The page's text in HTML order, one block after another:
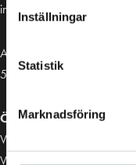
Inställningar
Statistik
Marknadsföring
info@alvestadtanken.se
Algolgatan 7
583 30 Linköping
Öppettider butik:
Vardagar 07.00 - 16.00
Viktiga länkar